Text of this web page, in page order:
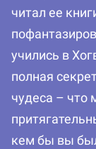
читал ее
учились в
полная
чудеса – что
кем бы вы